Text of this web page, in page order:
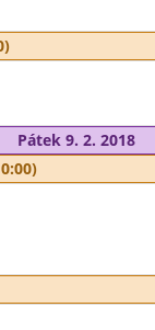
Pátek 9. 2. 2018